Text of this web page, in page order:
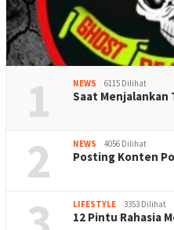
1 NEWS 6115 Dilihat
Saat Menjalankan
2 NEWS 4056 Dilihat
Posting Konten
LIFESTYLE 3353 Dilihat
12 Pintu Rahasia